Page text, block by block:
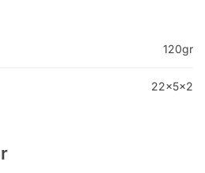
120gr
22x5x2